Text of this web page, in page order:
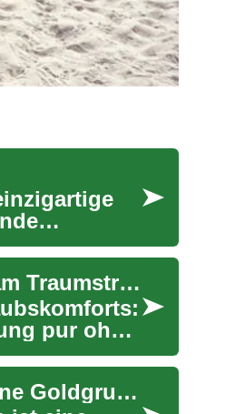
All-Inclusive Paradies: Sorglose Erholung am Traumstrand
pur ohne
Flohmarktverkauf: Wie Sie Ihre Garage in eine Goldgrube verwandeln